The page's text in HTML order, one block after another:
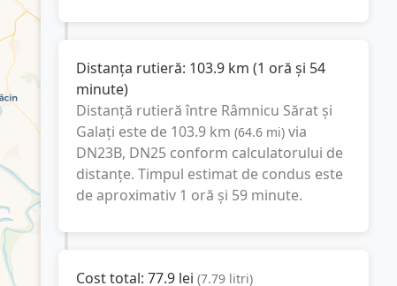
Distanța rutieră: 103.9 km (1 oră și 54
minute)
Distanță rutieră între Râmnicu Săratși
Galați este de 103.9 km (64.6 mi) via
DN23B, DN25conform calculatorului de
distanțe. Timpul estimat de condus este
de aproximativ 1 oră și 59 minute.
Cost total: 77.9 lei (7.79 litri)